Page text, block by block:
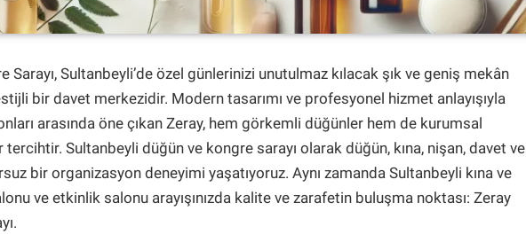
Sarayı, Sultanbeyli’de özel günlerinizi unutulmaz kılacak şık ve geniş mekân
bir davet merkezidir. Modern tasarımı ve profesyonel hizmet anlayışıyla
arasında öne çıkan Zeray, hem görkemli düğünler hem de kurumsal
Sultanbeyli düğün ve kongre sarayı olarak düğün, kına, nişan, davet ve
bir organizasyon deneyimi yaşatıyoruz. Aynı zamanda Sultanbeyli kına ve
ve etkinlik salonu arayışınızda kalite ve zarafetin buluşma noktası: Zeray